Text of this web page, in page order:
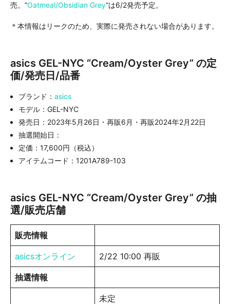
売。”Oatmeal/Obsidian Grey“は6/2発売予定。
＊本情報はリークのため、実際に発売されない場合があります。
asics GEL-NYC “Cream/Oyster Grey” の定
価/発売日/品番
ブランド： asics
モデル：GEL-NYC
発売日：2023年5月26日・再販6月・再販2024年2月22日
抽選開始日：
定価：17,600円（税込）
アイテムコード：1201A789-103
asics GEL-NYC “Cream/Oyster Grey” の抽
選/販売店舗
販売情報
asicsオンライン 2/22 10:00 再販
抽選情報
未定